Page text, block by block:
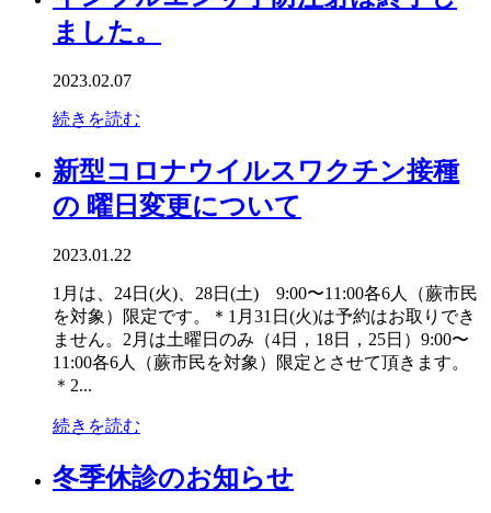
ました。
2023.02.07
続きを読む
新型コロナウイルスワクチン接種
の 曜日変更について
2023.01.22
1月は、24日(火)、28日(土) 9:00〜11:00各6人（蕨市民
を対象）限定です。＊1月31日(火)は予約はお取りでき
ません。2月は土曜日のみ（4日，18日，25日）9:00〜
11:00各6人（蕨市民を対象）限定とさせて頂きます。
＊2...
続きを読む
冬季休診のお知らせ